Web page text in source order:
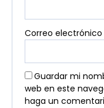
Correo electrónico
Guardar mi
web en este
haga un